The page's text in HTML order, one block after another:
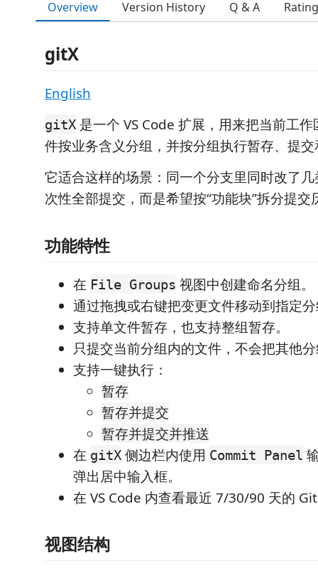
Overview Version History Q & A
gitX
English
gitX 是一个 VS Code 扩展，用来把当前工
件按业务含义分组，并按分组执行暂存、提
它适合这样的场景：同一个分支里同时改了
次性全部提交，而是希望按“功能块”拆分提交
功能特性
在 File Groups 视图中创建命名分组。
通过拖拽或右键把变更文件移动到指定
支持单文件暂存，也支持整组暂存。
只提交当前分组内的文件，不会把其他
支持一键执行：
暂存
暂存并提交
暂存并提交并推送
在 gitX 侧边栏内使用 Commit Panel
弹出居中输入框。
在 VS Code 内查看最近 7/30/90 天的
视图结构